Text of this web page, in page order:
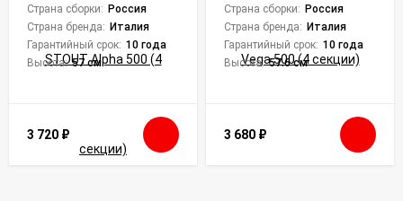
Страна сборки: Россия
Страна бренда: Италия
Гарантийный срок: 10 года
Высота: 57 см
3 720 ₽
Страна сборки: Россия
Страна бренда: Италия
Гарантийный срок: 10 года
Высота: 57.6 см
3 680 ₽